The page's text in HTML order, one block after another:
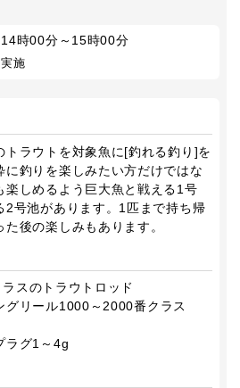
時00分～15時00分
施
トラウトを対象魚に[釣れる釣り]を
に釣りを楽しみたい方だけではな
楽しめるよう巨大魚と戦える1号
2号池があります。1匹まで持ち帰
後の楽しみもあります。
スのトラウトロッド
グリール1000～2000番クラス
ラグ1～4g